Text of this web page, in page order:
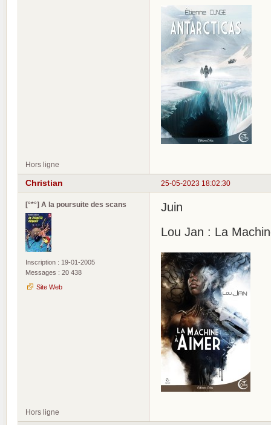
Hors ligne
25-05-2023 18:02:30
Christian
[°*°] A la poursuite des scans
Inscription : 19-01-2005
Messages : 20 438
Site Web
Juin
Lou Jan : La
Hors ligne